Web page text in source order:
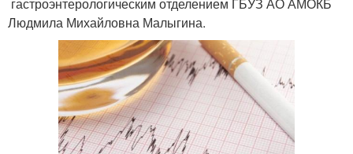
Людмила Михайловна Малыгина.